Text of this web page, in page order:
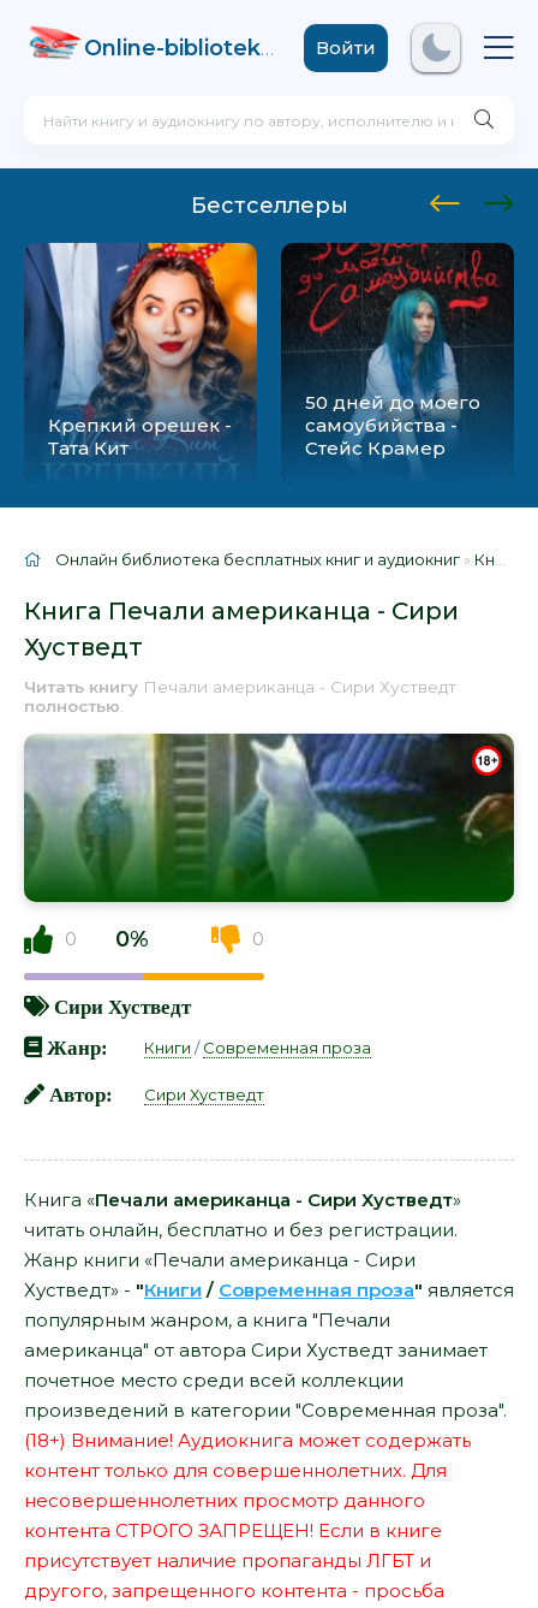
Online-biblioteka .comВойти
Бестселлеры
Крепкий орешек -
Тата Кит
50 дней до моего
самоубийства -
Стейс Крамер
Онлайн библиотека бесплатных книг и аудиокниг » Книги
Книга Печали американца - Сири
Хустведт
Читать книгу Печали американца - Сири Хустведт
полностью
0 0% 0
Сири Хустведт
Жанр:
Книги /Современная проза
Автор: Сири Хустведт
Книга «Печали американца - Сири Хустведт»
читать онлайн, бесплатно и без регистрации.
Жанр книги «Печали американца - Сири
Хустведт» - "Книги / Современная проза" является
популярным жанром, а книга "Печали
американца" от автора Сири Хустведт занимает
почетное место среди всей коллекции
произведений в категории "Современная проза".
(18+) Внимание! Аудиокнига может содержать
контент только для совершеннолетних. Для
несовершеннолетних просмотр данного
контента СТРОГО ЗАПРЕЩЕН! Если в книге
присутствует наличие пропаганды ЛГБТ и
другого, запрещенного контента - просьба